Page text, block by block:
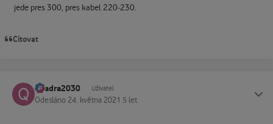
jede pres 300, pres kabel 220-230.
Citovat
quadra2030 Uživatel
Odesláno 24. května 2021 5 let